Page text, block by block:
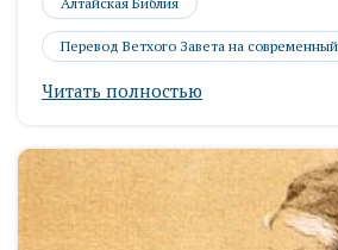
Перевод Ветхого Завета на
Читать полностью